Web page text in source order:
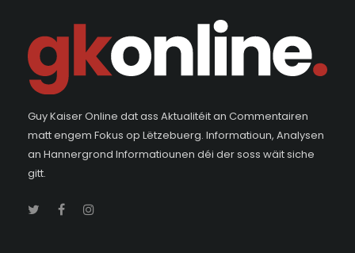
Guy Kaiser Online dat ass Aktualitéit an Commentairen
matt engem Fokus op Lëtzebuerg. Informatioun, Analysen
an Hannergrond Informatiounen déi der soss wäit siche
gitt.